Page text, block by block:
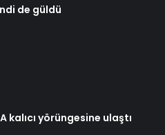
de güldü
kalıcı yörüngesine ulaştı